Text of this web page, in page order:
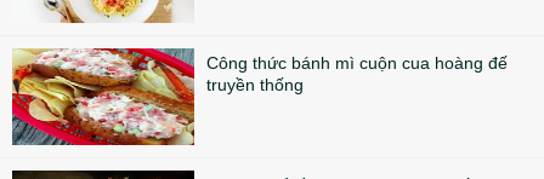
Công thức bánh mì cuộn cua hoàng đế
truyền thống